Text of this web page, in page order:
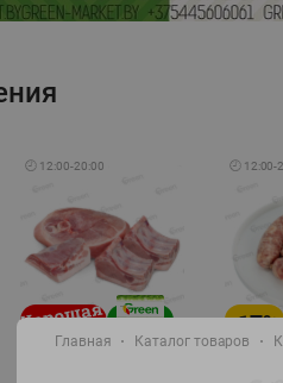
🕘 12:00-20:00 🕘 12:00-
-17%
Главная Каталог товаров